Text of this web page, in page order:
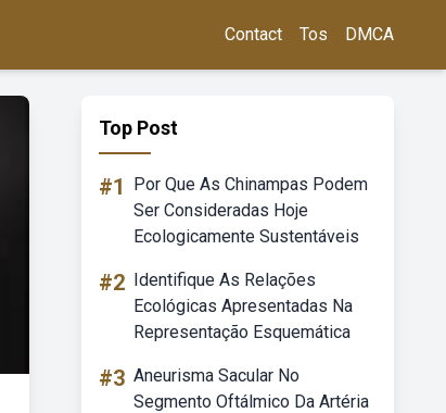
Contact Tos DMCA
Top Post
#1
Por Que As Chinampas Podem
Ser Consideradas Hoje
Ecologicamente Sustentáveis
#2 Identifique As Relações
Ecológicas Apresentadas Na
Representação Esquemática
#3 Aneurisma Sacular No
Segmento Oftálmico Da Artéria